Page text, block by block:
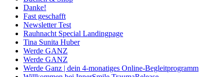
Danke!
Fast geschafft
Newsletter Test
Rauhnacht Special Landingpage
Tina Sunita Huber
Werde GANZ
Werde GANZ
Werde Ganz | dein 4-monatiges Online-Begleitprogramm